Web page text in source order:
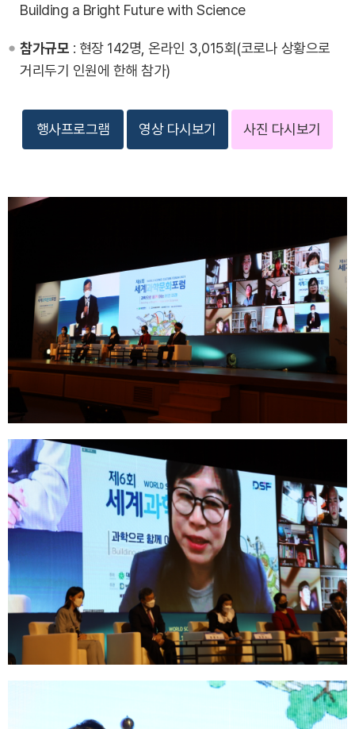
Building a Bright Future with Science
참가규모 : 현장 142명, 온라인 3,015회(코로나 상황으로
거리두기 인원에 한해 참가)
행사프로그램 영상 다시보기 사진 다시보기